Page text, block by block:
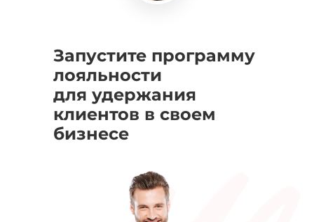
Запустите программу
лояльности
для удержания
клиентов в своем
бизнесе